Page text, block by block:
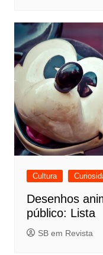
Cultura
Desenhos
público: Lista
SB em Revista